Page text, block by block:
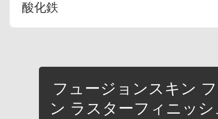
酸化鉄
フュージョンスキン
ン ラスターフィニッ